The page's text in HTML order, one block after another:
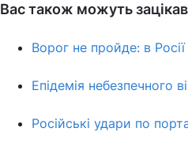
Вас також можуть
Ворог не пройде: в
Епідемія небезпечного
Російські удари по